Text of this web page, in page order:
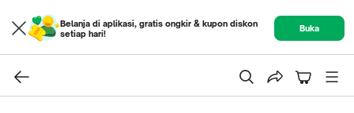
Belanja di aplikasi, gratis ongkir & kupon diskon
setiap hari!
Buka